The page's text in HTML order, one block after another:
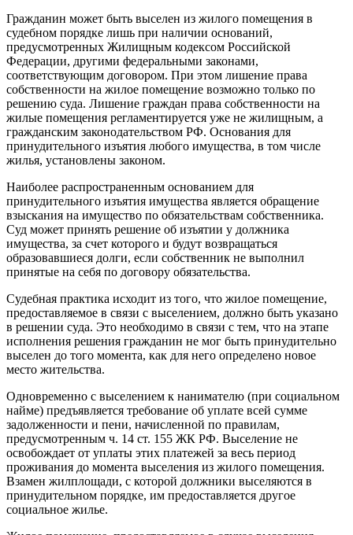
Гражданин может быть выселен из жилого помещения в
судебном порядке лишь при наличии оснований,
предусмотренных Жилищным кодексом Российской
Федерации, другими федеральными законами,
соответствующим договором. При этом лишение права
собственности на жилое помещение возможно только по
решению суда. Лишение граждан права собственности на
жилые помещения регламентируется уже не жилищным, а
гражданским законодательством РФ. Основания для
принудительного изъятия любого имущества, в том числе
жилья, установлены законом.
Наиболее распространенным основанием для
принудительного изъятия имущества является обращение
взыскания на имущество по обязательствам собственника.
Суд может принять решение об изъятии у должника
имущества, за счет которого и будут возвращаться
образовавшиеся долги, если собственник не выполнил
принятые на себя по договору обязательства.
Судебная практика исходит из того, что жилое помещение,
предоставляемое в связи с выселением, должно быть указано
в решении суда. Это необходимо в связи с тем, что на этапе
исполнения решения гражданин не мог быть принудительно
выселен до того момента, как для него определено новое
место жительства.
Одновременно с выселением к нанимателю (при социальном
найме) предъявляется требование об уплате всей сумме
задолженности и пени, начисленной по правилам,
предусмотренным ч. 14 ст. 155 ЖК РФ. Выселение не
освобождает от уплаты этих платежей за весь период
проживания до момента выселения из жилого помещения.
Взамен жилплощади, с которой должники выселяются в
принудительном порядке, им предоставляется другое
социальное жилье.